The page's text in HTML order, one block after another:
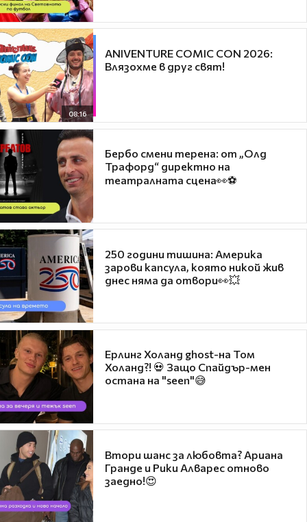
08:16
ANIVENTURE COMIC CON 2026:
Влязохме в друг свят!
Бербо смени терена: от „Олд
Трафорд“ директно на
театралната сцена👀⚽
250 години тишина: Америка
зарови капсула, която никой жив
днес няма да отвори👀💥
Ерлинг Холанд ghost-на Том
Холанд?! 💀 Защо Спайдър-мен
остана на "seen"😅
Втори шанс за любовта? Ариана
Гранде и Рики Алварес отново
заедно!😍